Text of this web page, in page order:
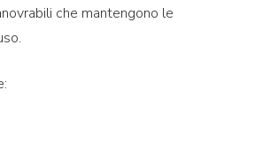
che mantengono le